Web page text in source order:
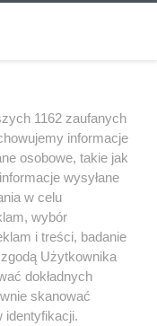
Serwis Informacyjny Miasta
HOSTING
FACEBOOK KONTAKT
1162 zaufanych
informacje
osobowe, takie jak
wysyłane
w celu
wybór
i treści, badanie
Użytkownika
dokładnych
skanować
identyfikacji.